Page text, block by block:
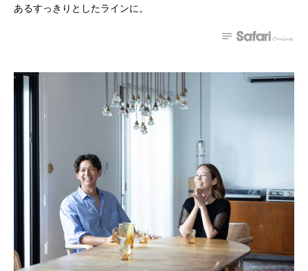
あるすっきりとしたラインに。